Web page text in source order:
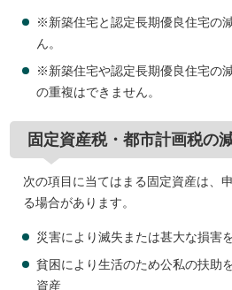
※新築住宅と認定長期優良住宅の
ん。
※新築住宅や認定長期優良住宅の
の重複はできません。
固定資産税・都市計画税の
次の項目に当てはまる固定資産は、
る場合があります。
災害により滅失または甚大な損害
貧困により生活のため公私の扶助
資産